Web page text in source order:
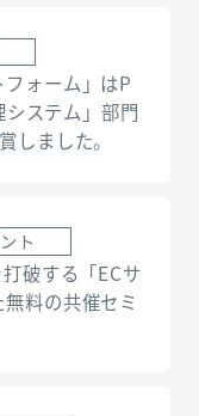
ォーム」はP
ステム」部門
しました。
ト
破する「ECサ
料の共催セミ